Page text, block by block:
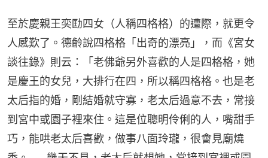
至於慶親王奕劻四女（人稱四格格）的遭際，就更令
人感歎了。德齡說四格格「出奇的漂亮」，而《宮女
談往錄》則云：「老佛爺另外喜歡的人是四格格，她
是慶王的女兒，大排行在四，所以稱四格格。也是老
太后指的婚，剛結婚就守寡，老太后過意不去，常接
到宮中或園子裡來住。這是位聰明伶俐的人，嘴甜手
巧，能哄老太后喜歡，做事八面玲瓏，很會見廟燒